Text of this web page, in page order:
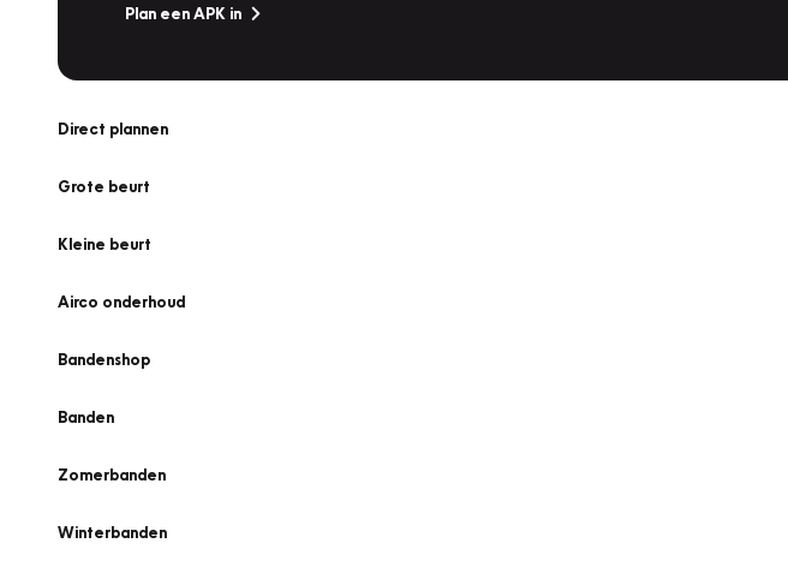
Plan een APK in
Direct plannen
Grote beurt
Kleine beurt
Airco onderhoud
Bandenshop
Banden
Zomerbanden
Winterbanden